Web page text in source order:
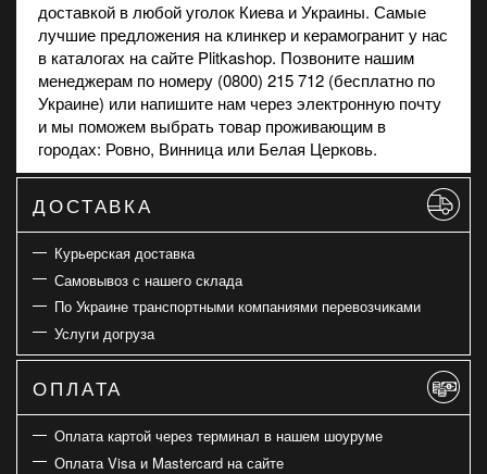
доставкой в любой уголок Киева и Украины. Самые
лучшие предложения на клинкер и керамограниту нас
в каталогах на сайте Plitkashop. Позвоните нашим
менеджерам по номеру (0800) 215 712 (бесплатно по
Украине) или напишите нам через электронную почту
и мы поможем выбрать товар проживающим в
городах: Ровно, Винница или Белая Церковь.
ДОСТАВКА
Курьерская доставка
Самовывоз с нашего склада
По Украине транспортными компаниями перевозчиками
Услуги догруза
ОПЛАТА
Оплата картой через терминал в нашем шоуруме
Оплата Visa и Mastercard на сайте